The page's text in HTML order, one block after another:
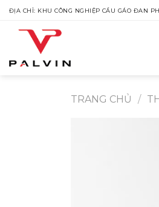
Skip
content
ĐỊA CHỈ: KHU CÔNG NGHIỆP CẦU GÁO ĐAN
TRANG CHỦ /